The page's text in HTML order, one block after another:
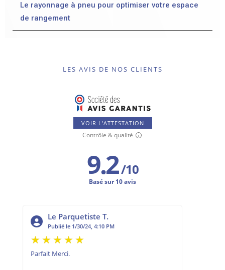
Le rayonnage à pneu pour optimiser votre espace
de rangement
LES AVIS DE NOS CLIENTS
VOIR L'ATTESTATION
Contrôle & qualité
9.2/10
Basé sur 10 avis
Le Parquetiste T.
Publié le 1/30/24, 4:10 PM
Parfait Merci.